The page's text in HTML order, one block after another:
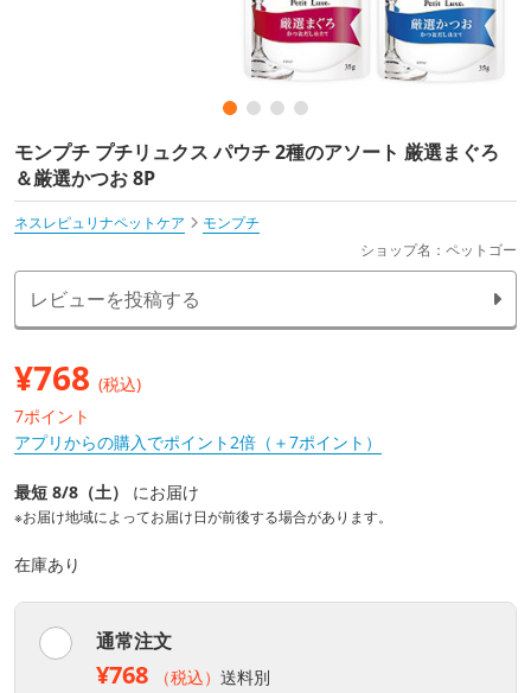
モンプチ プチリュクス パウチ 2種のアソート 厳選まぐろ
＆厳選かつお 8P
ネスレピュリナペットケア
モンプチ
ショップ名：ペットゴー
レビューを投稿する
¥768 (税込)
7ポイント
アプリからの購入でポイント2倍（＋7ポイント）
最短 8/8（土） にお届け
※お届け地域によってお届け日が前後する場合があります。
在庫あり
通常注文
¥768 （税込） 送料別